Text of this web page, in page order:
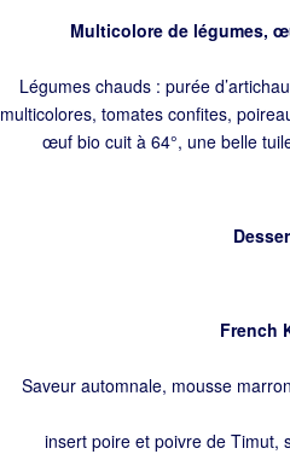
Multicolore de légumes,
Légumes chauds : purée
multicolores, tomates confites,
œuf bio cuit à 64°, une belle
French
Saveur automnale, mousse
insert poire et poivre de Timut,